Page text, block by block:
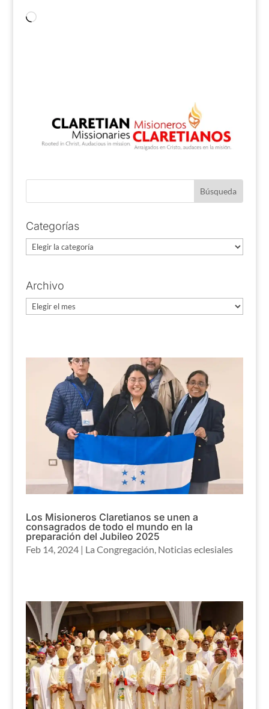
Cargando...
Categorías
Categorías
Archivo
Archivo
Los Misioneros Claretianos se unen a
consagrados de todo el mundo en la
preparación del Jubileo 2025
Feb 14, 2024| La Congregación, Noticias eclesiales